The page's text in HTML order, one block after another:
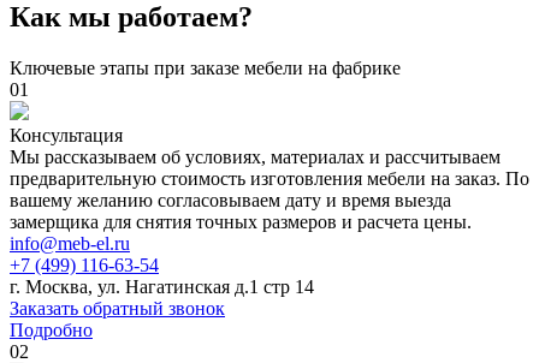
Как мы работаем?
Ключевые этапы при заказе мебели на фабрике
01
Консультация
Мы рассказываем об условиях, материалах и рассчитываем
предварительную стоимость изготовления мебели на заказ. По
вашему желанию согласовываем дату и время выезда
замерщика для снятия точных размеров и расчета цены.
info@meb-el.ru
+7 (499) 116-63-54
г. Москва, ул. Нагатинская д.1 стр 14
Заказать обратный звонок
Подробно
02